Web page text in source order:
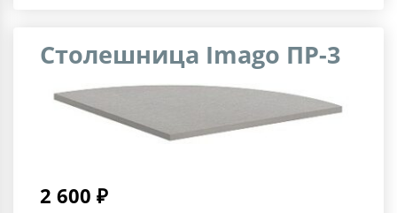
Столешница Imago ПР-3
2 600 ₽